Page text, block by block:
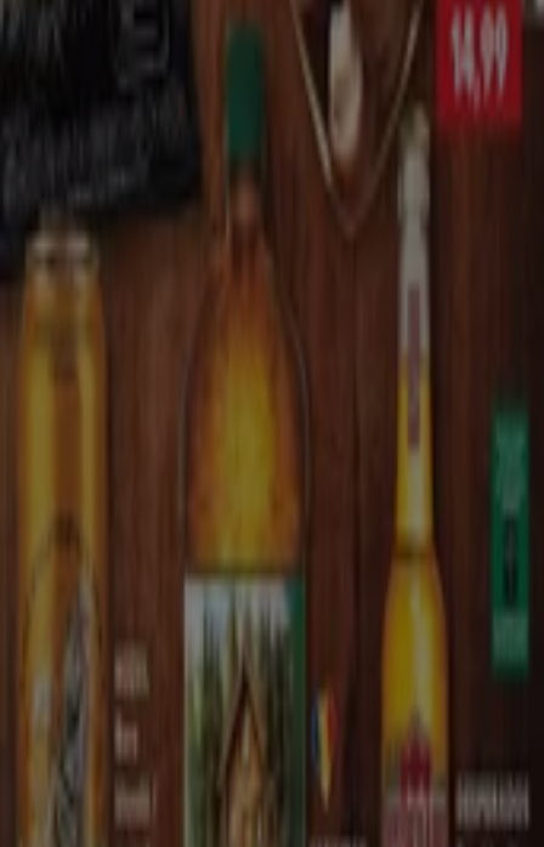
Orașe cu magazine Kaufland
Kaufland în Năvodari Kaufland în Medgidia
Kaufland
Kaufland în Cernavodă
Alte întreprinderi din Supermarket
din Constanța
Kaufland
Kaufland este un lanț de hipermarketuri, parte a grupului
accesorii, îmbrăcăminte, produse pentru bebeluși, etc.
Tiendeo face parte din Shopfully, compania de
tehnologie care reinventează cumpărăturile locale în
Ce facem
Soluții de afaceri
Știri și mass-media
Lucrează cu noi